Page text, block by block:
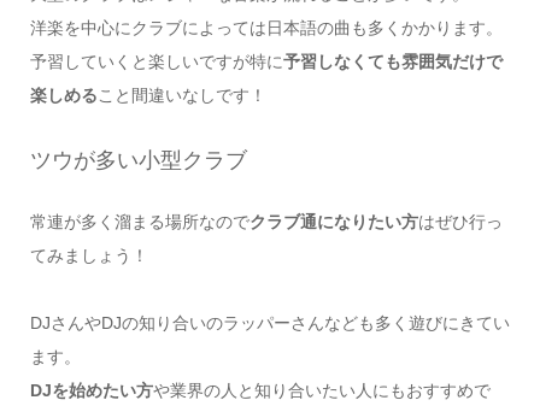
洋楽を中心にクラブによっては日本語の曲も多くかかります。
予習していくと楽しいですが特に予習しなくても雰囲気だけで
楽しめること間違いなしです！
ツウが多い小型クラブ
常連が多く溜まる場所なのでクラブ通になりたい方はぜひ行っ
てみましょう！
DJさんやDJの知り合いのラッパーさんなども多く遊びにきてい
ます。
DJを始めたい方や業界の人と知り合いたい人にもおすすめで